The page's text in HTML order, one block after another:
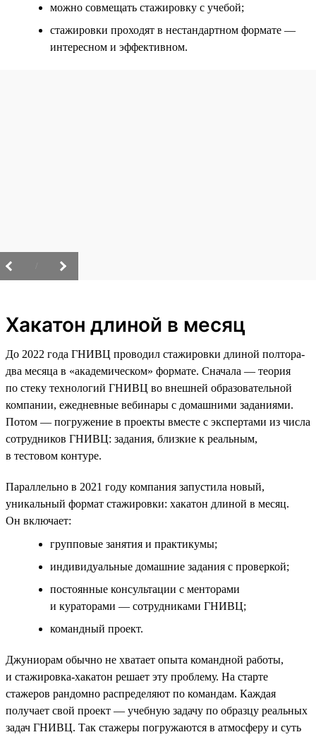
можно совмещать стажировку с учебой;
стажировки проходят в нестандартном формате —
интересном и эффективном.
Хакатон длиной в месяц
До 2022 года ГНИВЦ проводил стажировки длиной полтора-
два месяца в «академическом» формате. Сначала — теория
по стеку технологий ГНИВЦ во внешней образовательной
компании, ежедневные вебинары с домашними заданиями.
Потом — погружение в проекты вместе с экспертами из числа
сотрудников ГНИВЦ: задания, близкие к реальным,
в тестовом контуре.
Параллельно в 2021 году компания запустила новый,
уникальный формат стажировки: хакатон длиной в месяц.
Он включает:
групповые занятия и практикумы;
индивидуальные домашние задания с проверкой;
постоянные консультации с менторами
и кураторами — сотрудниками ГНИВЦ;
командный проект.
Джуниорам обычно не хватает опыта командной работы,
и стажировка-хакатон решает эту проблему. На старте
стажеров рандомно распределяют по командам. Каждая
получает свой проект — учебную задачу по образцу реальных
задач ГНИВЦ. Так стажеры погружаются в атмосферу и суть